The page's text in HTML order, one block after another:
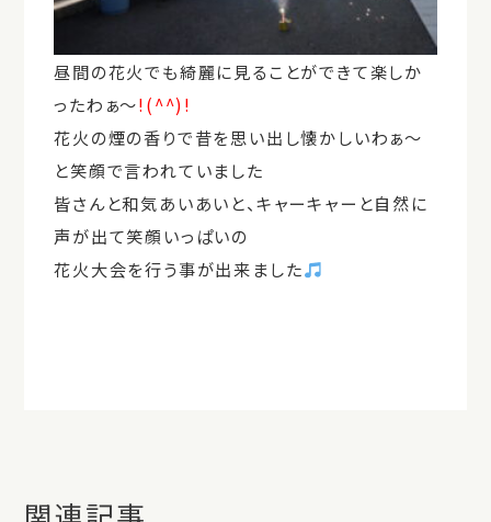
昼間の花火でも綺麗に見ることができて楽しか
ったわぁ～!(^^)!
花火の煙の香りで昔を思い出し懐かしいわぁ～
と笑顔で言われていました
皆さんと和気あいあいと、キャーキャーと自然に
声が出て笑顔いっぱいの
花火大会を行う事が出来ました